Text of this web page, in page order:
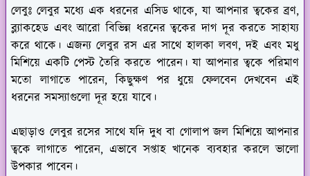
লেবুঃ লেবুর মধ্যে এক ধরনের এসিড থাকে, যা আপনার ত্বকের ব্রণ,
ব্ল্যাকহেড এবং আরো বিভিন্ন ধরনের ত্বকের দাগ দূর করতে সাহায্য
করে থাকে। এজন্য লেবুর রস এর সাথে হালকা লবণ, দই এবং মধু
মিশিয়ে একটি পেস্ট তৈরি করতে পারেন। যা আপনার ত্বকে পরিমাণ
মতো লাগাতে পারেন, কিছুক্ষণ পর ধুয়ে ফেলবেন দেখবেন এই
ধরনের সমস্যাগুলো দূর হয়ে যাবে।
এছাড়াও লেবুর রসের সাথে যদি দুধ বা গোলাপ জল মিশিয়ে আপনার
ত্বকে লাগাতে পারেন, এভাবে সপ্তাহ খানেক ব্যবহার করলে ভালো
উপকার পাবেন।